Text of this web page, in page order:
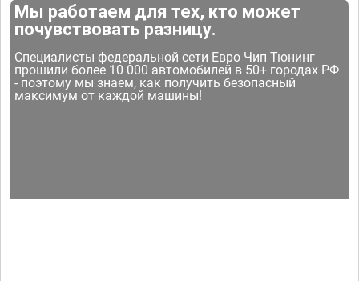
Мы работаем для тех, кто может
почувствовать разницу.
Специалисты федеральной сети Евро Чип Тюнинг
прошили более 10 000 автомобилей в 50+ городах РФ
- поэтому мы знаем, как получить безопасный
максимум от каждой машины!